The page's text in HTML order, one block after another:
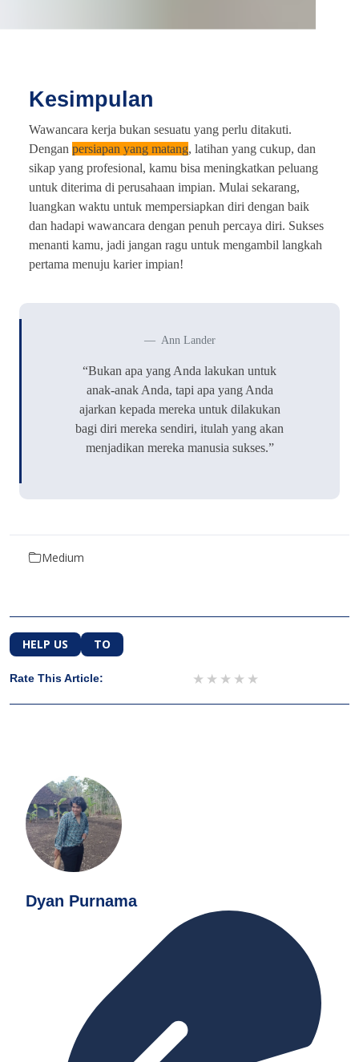
Kesimpulan
Wawancara kerja bukan sesuatu yang perlu ditakuti.
Dengan persiapan yang matang, latihan yang cukup, dan
sikap yang profesional, kamu bisa meningkatkan peluang
untuk diterima di perusahaan impian. Mulai sekarang,
luangkan waktu untuk mempersiapkan diri dengan baik
dan hadapi wawancara dengan penuh percaya diri. Sukses
menanti kamu, jadi jangan ragu untuk mengambil langkah
pertama menuju karier impian!
Ann Lander
“Bukan apa yang Anda lakukan untuk
anak-anak Anda, tapi apa yang Anda
ajarkan kepada mereka untuk dilakukan
bagi diri mereka sendiri, itulah yang akan
menjadikan mereka manusia sukses.”
Medium
HELP US TO
Rate This Article: 4 stars
3 stars
2 stars
1 star
Dyan Purnama